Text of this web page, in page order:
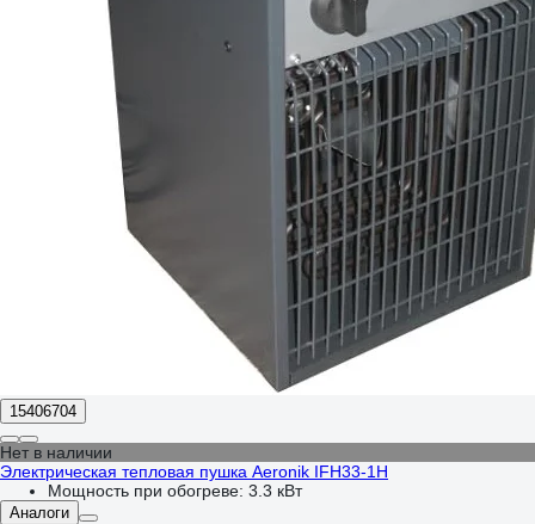
15406704
Нет в наличии
Электрическая тепловая пушка Aeronik IFH33-1H
Мощность при обогреве: 3.3 кВт
Аналоги